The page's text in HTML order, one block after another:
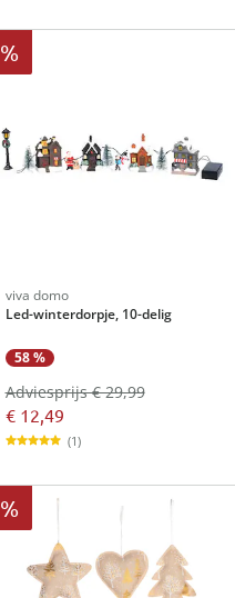
%
viva domo
Led-winterdorpje, 10-delig
58 %
€ 12,49
Adviesprijs € 29,99
(1)
%